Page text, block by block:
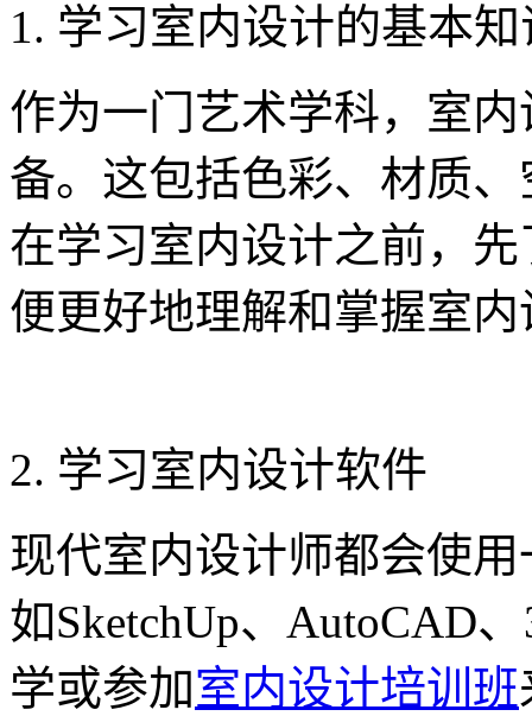
1. 学习室内设计的基本知
作为一门艺术学科，室
备。这包括色彩、材质
在学习室内设计之前，
便更好地理解和掌握室
2. 学习室内设计软件
现代室内设计师都会使
如SketchUp、AutoCAD
学或参加室内设计培训班